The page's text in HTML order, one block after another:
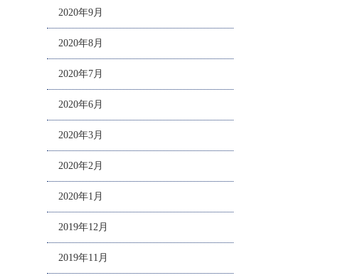
2020年9月
2020年8月
2020年7月
2020年6月
2020年3月
2020年2月
2020年1月
2019年12月
2019年11月